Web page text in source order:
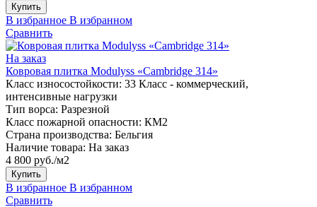
Купить
В избранное В избранном
Сравнить
На заказ
Ковровая плитка Modulyss «Cambridge 314»
Класс износостойкости: 33 Класс - коммерческий,
интенсивные нагрузки
Тип ворса: Разрезной
Класс пожарной опасности: КМ2
Страна производства: Бельгия
Наличие товара: На заказ
4 800 руб./м2
Купить
В избранное В избранном
Сравнить